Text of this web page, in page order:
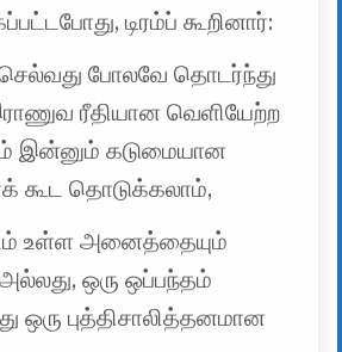
​​டிரம்ப் கூறினார்:
போலவே தொடர்ந்து
ரீதியான வெளியேற்ற
இன்னும் கடுமையான
கூட தொடுக்கலாம்,
உள்ள அனைத்தையும்
ஒரு ஒப்பந்தம்
ஒரு புத்திசாலித்தனமான